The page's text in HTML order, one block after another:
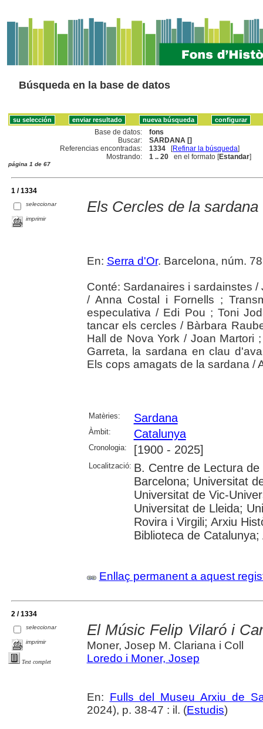
Búsqueda en la base de datos
Base de datos:
fons
Buscar:
SARDANA []
Referencias encontradas:
1334 [Refinar la búsqueda]
Mostrando:
1 .. 20 en el formato [Estandar]
página 1 de 67
1 / 1334
seleccionar
imprimir
Els Cercles de la sardana
En: Serra d'Or. Barcelona, núm.
Conté: Sardanaires i sardainstes
/ Anna Costal i Fornells ;
especulativa / Edi Pou ; Toni
tancar els cercles / Bàrbara
Hall de Nova York / Joan Martori
Garreta, la sardana en clau
Els cops amagats de la sardana /
Matèries: Sardana
Àmbit: Catalunya
Cronologia: [1900 - 2025]
Localització: B. Centre de Lectura
Barcelona; Universitat
Universitat de Vic-
Universitat de Lleida;
Rovira i Virgili; Arxiu
Biblioteca de
Enllaç permanent a aquest
2 / 1334
seleccionar
imprimir
Text complet
El Músic Felip Vilaró i
Moner, Josep M. Clariana i Coll
Loredo i Moner, Josep
En: Fulls del Museu Arxiu de
2024), p. 38-47 : il. (Estudis)